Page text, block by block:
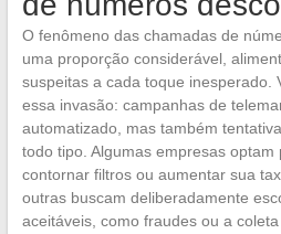
O fenômeno das chamadas de
uma proporção considerável,
suspeitas a cada toque inesperado.
essa invasão: campanhas de
automatizado, mas também
todo tipo. Algumas empresas optam
contornar filtros ou aumentar sua
outras buscam deliberadamente
aceitáveis, como fraudes ou a